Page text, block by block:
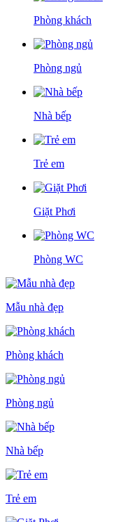
Phòng khách
Phòng ngủ
Nhà bếp
Trẻ em
Giặt Phơi
Phòng WC
Mẫu nhà đẹp
Phòng khách
Phòng ngủ
Nhà bếp
Trẻ em